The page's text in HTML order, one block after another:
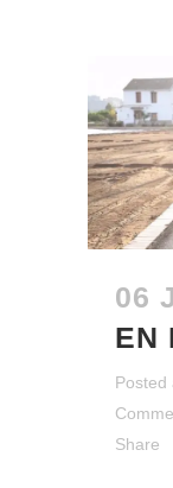
06
EN
Posted
Share